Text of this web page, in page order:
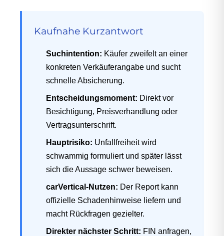
Kaufnahe Kurzantwort
Suchintention: Käufer zweifelt an einer
konkreten Verkäuferangabe und sucht
schnelle Absicherung.
Entscheidungsmoment: Direkt vor
Besichtigung, Preisverhandlung oder
Vertragsunterschrift.
Hauptrisiko: Unfallfreiheit wird
schwammig formuliert und später lässt
sich die Aussage schwer beweisen.
carVertical-Nutzen: Der Report kann
offizielle Schadenhinweise liefern und
macht Rückfragen gezielter.
Direkter nächster Schritt: FIN anfragen,